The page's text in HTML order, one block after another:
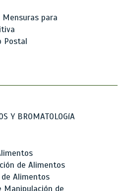
para
Postal
Y BROMATOLOGíA
de Alimentos
Alimentos
Manipulación de